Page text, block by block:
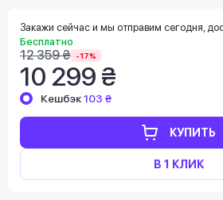
Закажи сейчас и мы отправим сегодня,
Бесплатно
12 359 ₴ -17%
10 299 ₴
КУПИТЬ
В 1 КЛИК
Кешбэк103 ₴